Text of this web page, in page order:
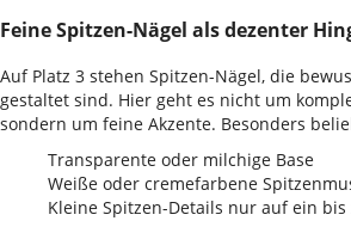
Feine Spitzen-Nägel als dezenter
Auf Platz 3 stehen Spitzen-Nägel, die
gestaltet sind. Hier geht es nicht um
sondern um feine Akzente. Besonders
Transparente oder milchige Base
Weiße oder cremefarbene
Kleine Spitzen-Details nur auf ein bis